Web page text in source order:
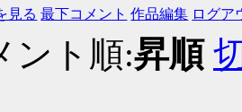
見る 最下コメント 作品編集 ログア
ント順:昇順